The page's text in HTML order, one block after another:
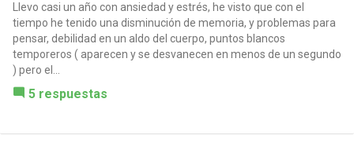
Llevo casi un año con ansiedad y estrés, he visto que con el
tiempo he tenido una disminución de memoria, y problemas para
pensar, debilidad en un aldo del cuerpo, puntos blancos
temporeros ( aparecen y se desvanecen en menos de un segundo
) pero el...
5 respuestas